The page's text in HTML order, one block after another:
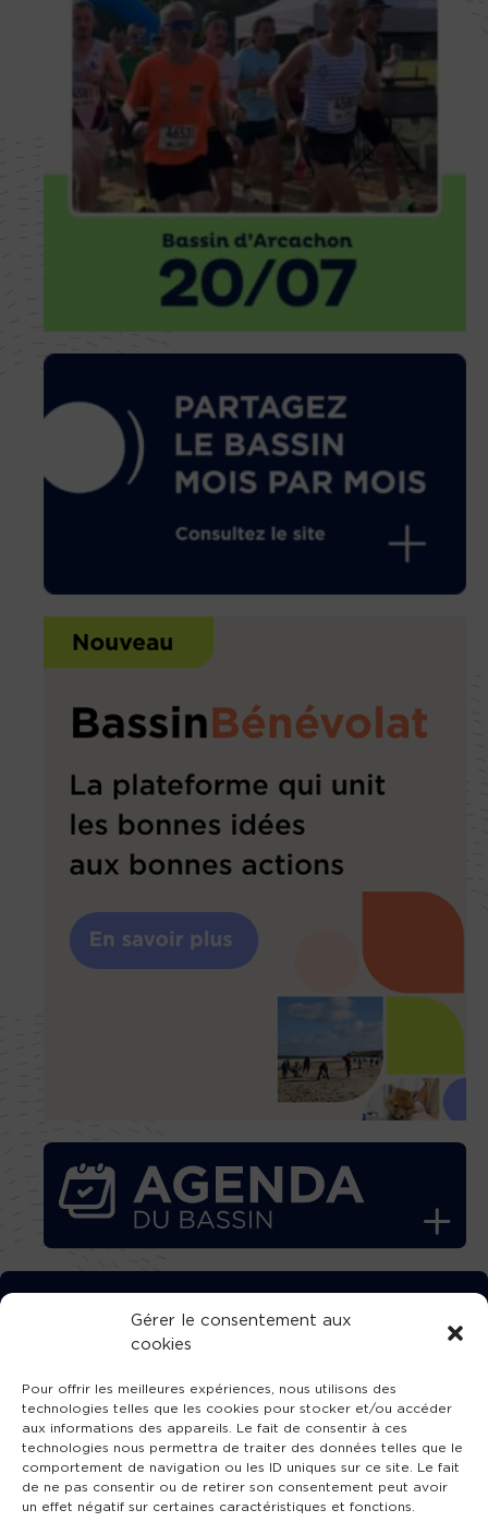
Gérer le consentement aux
cookies
Pour offrir les meilleures expériences, nous utilisons des
technologies telles que les cookies pour stocker et/ou accéder
aux informations des appareils. Le fait de consentir à ces
technologies nous permettra de traiter des données telles que le
comportement de navigation ou les ID uniques sur ce site. Le fait
de ne pas consentir ou de retirer son consentement peut avoir
un effet négatif sur certaines caractéristiques et fonctions.
TÉLÉCHARGEZ GRATUITEMENT
L’APPLICATION TVBA !
SUIVEZ-NOUS !